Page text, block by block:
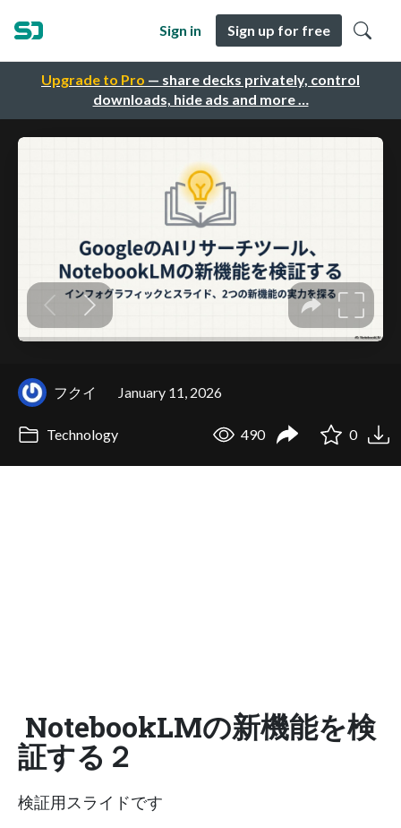
Upgrade to Pro — share decks privately, control
downloads, hide ads and more …
Sign in Sign up for free
フクイ January 11, 2026
Technology 490 0
NotebookLMの新機能を検
証する２
検証用スライドです